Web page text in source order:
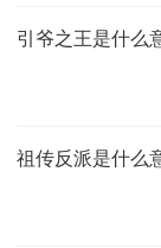
引爷之王是什么
祖传反派是什么